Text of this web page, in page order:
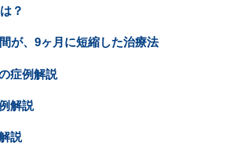
？
が、9ヶ月に短縮した治療法
症例解説
解説
説